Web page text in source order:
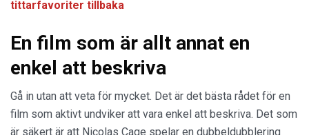
tittarfavoriter tillbaka
En film som är allt annat en
enkel att beskriva
Gå in utan att veta för mycket. Det är det bästa rådet för en
film som aktivt undviker att vara enkel att beskriva. Det som
är säkert är att Nicolas Cage spelar en dubbeldubblering